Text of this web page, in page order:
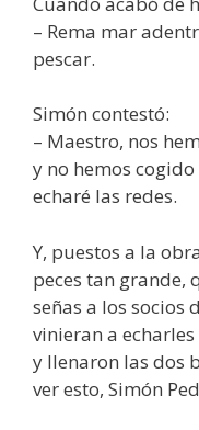
– Rema mar
pescar.
Simón contestó:
– Maestro, nos
y no hemos
echaré las redes.
Y, puestos a la
peces tan grande,
señas a los socios
vinieran a
y llenaron las dos
ver esto, Simón